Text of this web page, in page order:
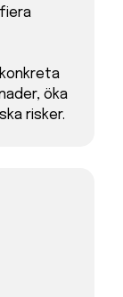
öka
risker.